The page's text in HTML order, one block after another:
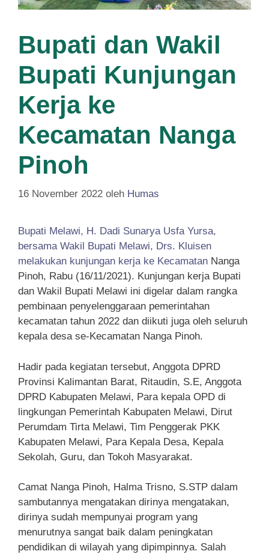
Bupati dan Wakil
Bupati Kunjungan
Kerja ke
Kecamatan Nanga
Pinoh
16 November 2022 oleh Humas
Bupati Melawi, H. Dadi Sunarya Usfa Yursa,
bersama Wakil Bupati Melawi, Drs. Kluisen
melakukan kunjungan kerja ke Kecamatan Nanga
Pinoh, Rabu (16/11/2021). Kunjungan kerja Bupati
dan Wakil Bupati Melawi ini digelar dalam rangka
pembinaan penyelenggaraan pemerintahan
kecamatan tahun 2022 dan diikuti juga oleh seluruh
kepala desa se-Kecamatan Nanga Pinoh.
Hadir pada kegiatan tersebut, Anggota DPRD
Provinsi Kalimantan Barat, Ritaudin, S.E, Anggota
DPRD Kabupaten Melawi, Para kepala OPD di
lingkungan Pemerintah Kabupaten Melawi, Dirut
Perumdam Tirta Melawi, Tim Penggerak PKK
Kabupaten Melawi, Para Kepala Desa, Kepala
Sekolah, Guru, dan Tokoh Masyarakat.
Camat Nanga Pinoh, Halma Trisno, S.STP dalam
sambutannya mengatakan dirinya mengatakan,
dirinya sudah mempunyai program yang
menurutnya sangat baik dalam peningkatan
pendidikan di wilayah yang dipimpinnya. Salah